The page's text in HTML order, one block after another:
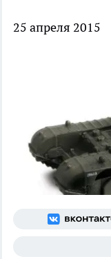
25 апреля 2015